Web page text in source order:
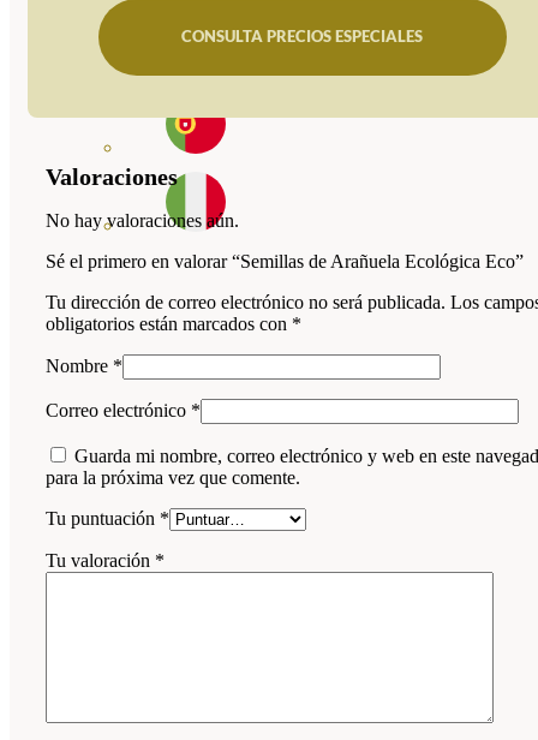
CONSULTA PRECIOS ESPECIALES
Valoraciones
No hay valoraciones aún.
Sé el primero en valorar “Semillas de Arañuela Ecológica Eco”
Tu dirección de correo electrónico no será publicada. Los
obligatorios están marcados con *
Nombre *
Correo electrónico *
Guarda mi nombre, correo electrónico y web en este
para la próxima vez que comente.
Tu puntuación *
Tu valoración *